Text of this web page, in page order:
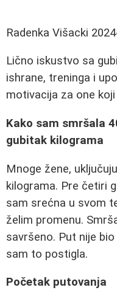
Radenka Višacki
Lično iskustvo sa
ishrane, treninga i
motivacija za one
Kako sam smršala
gubitak kilograma
Mnoge žene,
kilograma. Pre četiri
sam srećna u svom
želim promenu.
savršeno. Put nije
sam to postigla.
Početak putovanja